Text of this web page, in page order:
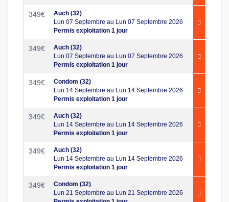
349€
Auch (32)
Lun 07 Septembre au Lun 07 Septembre 2026
Permis exploitation 1 jour
349€
Auch (32)
Lun 07 Septembre au Lun 07 Septembre 2026
Permis exploitation 1 jour
349€
Condom (32)
Lun 14 Septembre au Lun 14 Septembre 2026
Permis exploitation 1 jour
349€
Auch (32)
Lun 14 Septembre au Lun 14 Septembre 2026
Permis exploitation 1 jour
349€
Auch (32)
Lun 14 Septembre au Lun 14 Septembre 2026
Permis exploitation 1 jour
349€
Condom (32)
Lun 21 Septembre au Lun 21 Septembre 2026